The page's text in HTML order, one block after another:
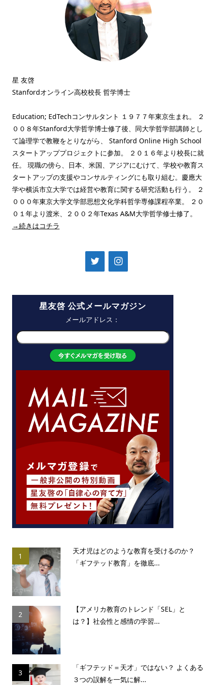
星 友啓
Stanfordオンライン高校校長 哲学博士
Education; EdTechコンサルタント １９７７年東京生まれ。 ２
００８年Stanford大学哲学博士修了後、同大学哲学部講師とし
て論理学で教鞭をとりながら、 Stanford Online High School
スタートアッププロジェクトに参加。 ２０１６年より校長に就
任。 現職の傍ら、日本、米国、アジアにむけて、学校や教育ス
タートアップの支援やコンサルティングにも取り組む。慶應大
学や横浜市立大学では経営や教育に関する研究活動も行う。 ２
０００年東京大学文学部思想文化学科哲学専修課程卒業。 ２０
０１年より渡米、２００２年Texas A&M大学哲学修士修了。
→続きはコチラ
星友啓 公式メールマガジン
メールアドレス：
1
天才児はどのような教育を受けるのか？
「ギフテッド教育」を徹底...
2
【アメリカ教育のトレンド「SEL」と
は？】社会性と感情の学習...
3
「ギフテッド＝天才」ではない？ よくある
３つの誤解を一気に解...